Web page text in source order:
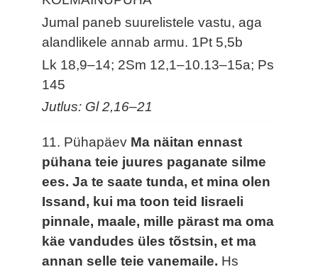
Jumal paneb suurelistele vastu, aga
alandlikele annab armu. 1Pt 5,5b
Lk 18,9–14; 2Sm 12,1–10.13–15a; Ps
145
Jutlus: Gl 2,16–21
11. Pühapäev Ma näitan ennast
pühana teie juures paganate silme
ees. Ja te saate tunda, et mina olen
Issand, kui ma toon teid Iisraeli
pinnale, maale, mille pärast ma oma
käe vandudes üles tõstsin, et ma
annan selle teie vanemaile. Hs